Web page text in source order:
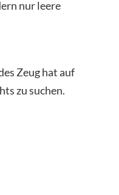
nur leere
Zeug hat auf
zu suchen.